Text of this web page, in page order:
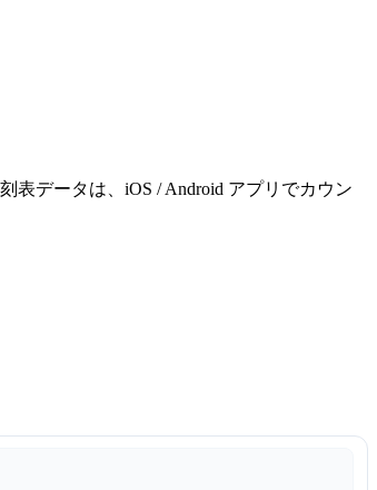
表データは、iOS / Android アプリでカウン